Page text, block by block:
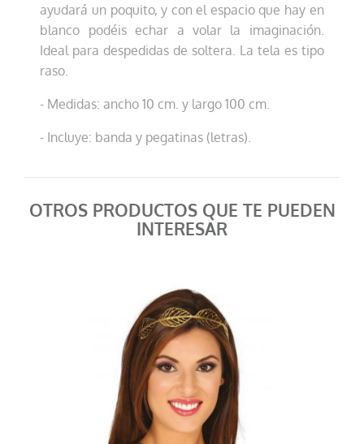
ayudará un poquito, y con el espacio que hay en
blanco podéis echar a volar la imaginación.
Ideal para despedidas de soltera. La tela es tipo
raso.
- Medidas: ancho 10 cm. y largo 100 cm.
- Incluye: banda y pegatinas (letras).
OTROS PRODUCTOS QUE TE PUEDEN
INTERESAR